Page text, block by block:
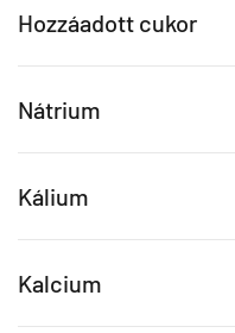
Hozzáadott cukor
Nátrium
Kálium
Kalcium